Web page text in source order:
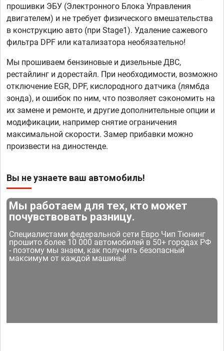
прошивки ЭБУ (Электронного Блока Управления
двигателем) и не требует физического вмешательства
в конструкцию авто (при Stage1). Удаление сажевого
фильтра DPF или катализатора необязательно!
Мы прошиваем бензиновые и дизельные ДВС,
рестайлинг и дорестайл. При необходимости, возможно
отключение EGR, DPF, кислородного датчика (лямбда
зонда), и ошибок по ним, что позволяет сэкономить на
их замене и ремонте, и другие дополнительные опции и
модификации, например снятие ограничения
максимальной скорости. Замер прибавки можно
произвести на диностенде.
Вы не узнаете ваш автомобиль!
Мы работаем для тех, кто может
почувствовать разницу.
Специалистами федеральной сети Евро Чип Тюнинг
прошито более 10 000 автомобилей в 50+ городах РФ
- поэтому мы знаем, как получить безопасный
максимум от каждой машины!